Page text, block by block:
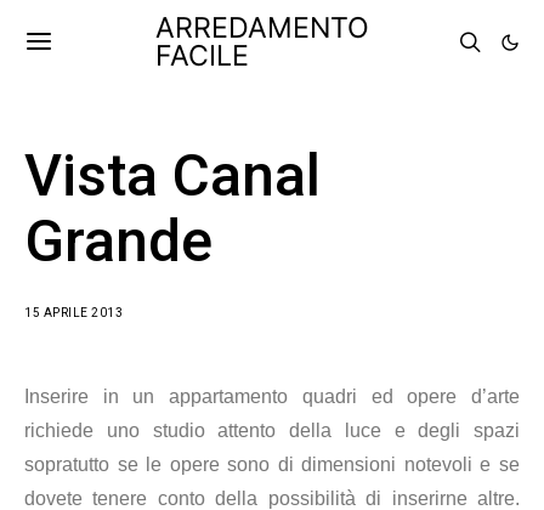
ARREDAMENTO
FACILE
Vista Canal
Grande
15 APRILE 2013
Inserire in un appartamento quadri ed opere d’arte
richiede uno studio attento della luce e degli spazi
sopratutto se le opere sono di dimensioni notevoli e se
dovete tenere conto della possibilità di inserirne altre.